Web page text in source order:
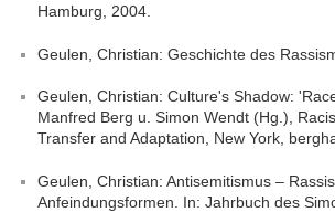
Hamburg, 2004.
Geulen, Christian: Geschichte des
Geulen, Christian: Culture's Shadow:
Manfred Berg u. Simon Wendt (Hg.),
Transfer and Adaptation, New York,
Geulen, Christian: Antisemitismus –
Anfeindungsformen. In: Jahrbuch des